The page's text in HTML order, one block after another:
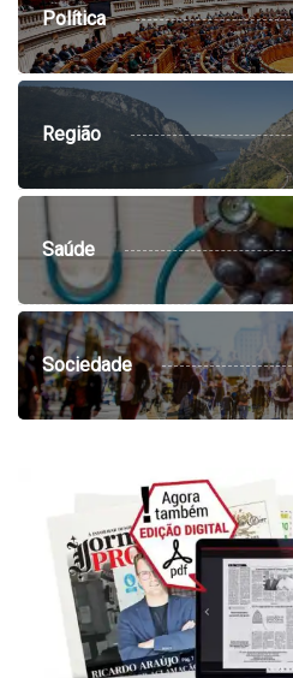
Política
Região
Saúde
Sociedade